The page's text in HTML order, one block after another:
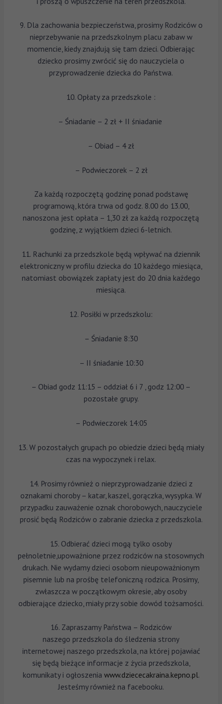
9. Dla zachowania bezpieczeństwa, prosimy Rodziców o
nieprzebywanie na przedszkolnym placu zabaw w
momencie, kiedy znajdują się tam dzieci. Odbierając
dziecko prosimy zwrócić się do nauczyciela o
przyprowadzenie dziecka do Państwa.
10. Opłaty za przedszkole :
– Śniadanie – 2 zł + II śniadanie
– Obiad – 4 zł
– Podwieczorek – 2 zł
Za każdą rozpoczętą godzinę ponad podstawę
programową, która trwa od godz. 8.00 do 13.00,
nanoszona jest opłata – 1,30 zł za każdą rozpoczętą
godzinę, z wyjątkiem dzieci 6-letnich.
11. Rachunki za przedszkole będą wpływać na dziennik
elektroniczny w profilu dziecka do 10 każdego miesiąca,
natomiast obowiązek zapłaty jest do 20 dnia każdego
miesiąca.
12. Posiłki w przedszkolu:
– Śniadanie 8:30
– II śniadanie 10:30
– Obiad godz 11:15 – oddział 6 i 7 , godz 12:00 –
pozostałe grupy.
– Podwieczorek 14:05
13. W pozostałych grupach po obiedzie dzieci będą miały
czas na wypoczynek i relax.
14. Prosimy również o nieprzyprowadzanie dzieci z
oznakami choroby – katar, kaszel, gorączka, wysypka. W
przypadku zauważenie oznak chorobowych, nauczyciele
prosić będą Rodziców o zabranie dziecka z przedszkola.
15. Odbierać dzieci mogą tylko osoby
pełnoletnie,upoważnione przez rodziców na stosownych
drukach. Nie wydamy dzieci osobom nieupoważnionym
pisemnie lub na prośbę telefoniczną rodzica. Prosimy,
zwłaszcza w początkowym okresie, aby osoby
odbierające dziecko, miały przy sobie dowód tożsamości.
16. Zapraszamy Państwa – Rodziców
naszego przedszkola do śledzenia strony
internetowej naszego przedszkola, na której pojawiać
się będą bieżące informacje z życia przedszkola,
komunikaty i ogłoszenia www.dziececakraina.kepno.pl.
Jesteśmy również na facebooku.